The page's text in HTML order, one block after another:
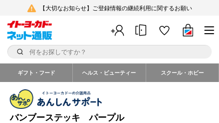
【大切なお知らせ】ご登録情報の継続利用に関するお願い
ギフト・フード ヘルス・ビューティー スクール・ホビー
バンブーステッキ パープル